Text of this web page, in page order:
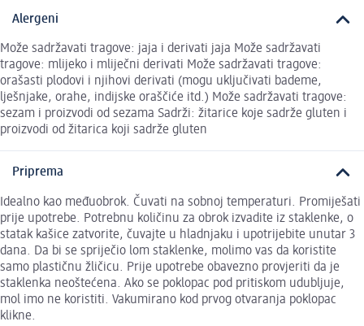
Alergeni
Može sadržavati tragove: jaja i derivati jaja Može sadržavati
tragove: mlijeko i mliječni derivati Može sadržavati tragove:
orašasti plodovi i njihovi derivati (mogu uključivati bademe,
lješnjake, orahe, indijske oraščiće itd.) Može sadržavati tragove:
sezam i proizvodi od sezama Sadrži: žitarice koje sadrže gluten i
proizvodi od žitarica koji sadrže gluten
Priprema
Idealno kao međuobrok. Čuvati na sobnoj temperaturi. Promiješati
prije upotrebe. Potrebnu količinu za obrok izvadite iz staklenke, o
statak kašice zatvorite, čuvajte u hladnjaku i upotrijebite unutar 3
dana. Da bi se spriječio lom staklenke, molimo vas da koristite
samo plastičnu žličicu. Prije upotrebe obavezno provjeriti da je
staklenka neoštećena. Ako se poklopac pod pritiskom udubljuje,
mol imo ne koristiti. Vakumirano kod prvog otvaranja poklopac
klikne.